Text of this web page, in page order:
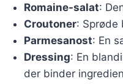
Romaine-salat:
Croutoner: Sprøde
Parmesanost: En
Dressing: En
der binder